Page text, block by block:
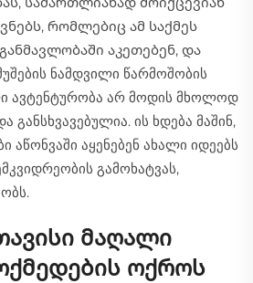
რომლებიც ამ საქმეს
აკეთებენ, და
ნამდვილი წარმოშობის
ავტენტურობა არ მოდის მხოლოდ
განსხვავებულია. ის ხდება მაშინ,
აწონვაში აყენებენ ახალი იდეებს
გამოხატვას,
მაღალი
ოქროს